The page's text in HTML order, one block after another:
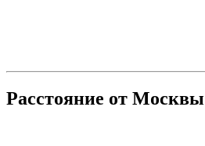
Расстояние от